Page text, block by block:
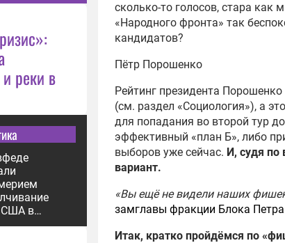
реки в
США в
сколько-то голосов, стара как
«Народного фронта» так
кандидатов?
Пётр Порошенко
Рейтинг президента
(см. раздел «Социология»), а
для попадания во второй тур
эффективный «план Б», либо
выборов уже сейчас. И, судя по
вариант.
«Вы ещё не видели наших
замглавы фракции Блока
Итак, кратко пройдёмся по